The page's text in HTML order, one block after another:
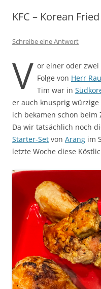
KFC – Korean
Schreibe eine Antwort
V or einer oder
Folge von Herr
Tim war in
er auch knusprig würzige
ich bekamen schon beim
Da wir tatsächlich noch
Starter-Set von Arang im
letzte Woche diese